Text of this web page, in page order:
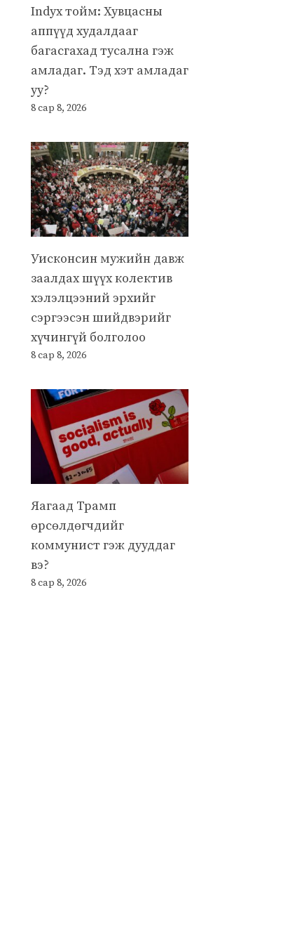
Indyx тойм: Хувцасны
аппүүд худалдааг
багасгахад тусална гэж
амладаг. Тэд хэт амладаг
уу?
8 сар 8, 2026
Уисконсин мужийн давж
заалдах шүүх колектив
хэлэлцээний эрхийг
сэргээсэн шийдвэрийг
хүчингүй болголоо
8 сар 8, 2026
Яагаад Трамп
өрсөлдөгчдийг
коммунист гэж дууддаг
вэ?
8 сар 8, 2026